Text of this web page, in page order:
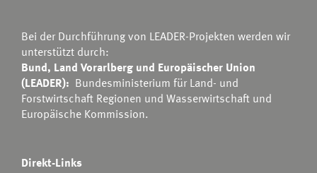
Bei der Durchführung von LEADER-Projekten werden wir
unterstützt durch:
Bund, Land Vorarlberg und Europäischer Union
(LEADER): Bundesministerium für Land- und
Forstwirtschaft Regionen und Wasserwirtschaft und
Europäische Kommission.
Direkt-Links